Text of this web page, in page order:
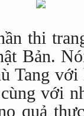
thi
Bản.
Tang
với
quả